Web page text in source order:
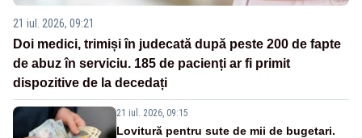
21 iul. 2026, 09:21
Doi medici, trimiși în judecată după peste 200 de fapte
de abuz în serviciu. 185 de pacienți ar fi primit
dispozitive de la decedați
21 iul. 2026, 09:15
Lovitură pentru sute de mii de bugetari.